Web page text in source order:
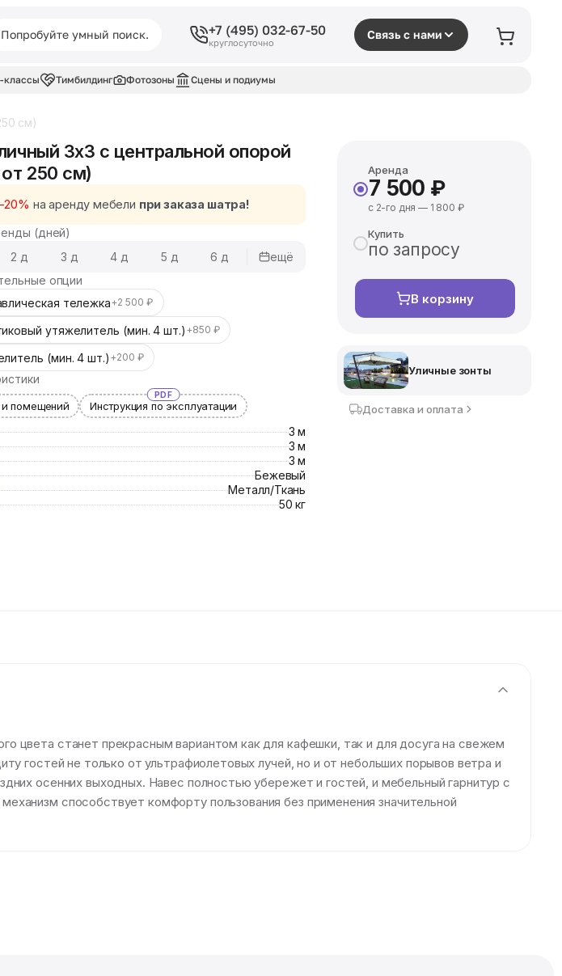
+7 (495) 032-67-50
круглосуточно
Связь с нами
классы Тимбилдинг Фотозоны Сцены и подиумы
см)
3x3 с центральной опорой
250 см)
20% на аренду мебели при заказа шатра!
(дней)
2 д 3 д 4 д 5 д 6 д
ещё
опции
тележка+2 500 ₽
утяжелитель (мин. 4 шт.) +850 ₽
(мин. 4 шт.)+200 ₽
и помещений
PDF
Инструкция по эксплуатации
3 м
3 м
3 м
Бежевый
Металл/Ткань
50 кг
Аренда
7 500 ₽
с 2-го дня — 1 800 ₽
Купить
по запросу
В корзину
Уличные зонты
Доставка и оплата
цвета станет прекрасным вариантом как для кафешки, так и для досуга на свежем
гостей не только от ультрафиолетовых лучей, но и от небольших порывов ветра и
осенних выходных. Навес полностью убережет и гостей, и мебельный гарнитур с
способствует комфорту пользования без применения значительной